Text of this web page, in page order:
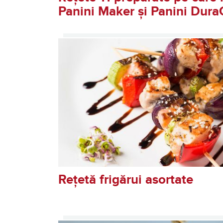
Panini Maker și Panini
Rețetă frigărui asortate